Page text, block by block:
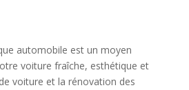
automobile est un moyen
voiture fraîche, esthétique et
voiture et la rénovation des